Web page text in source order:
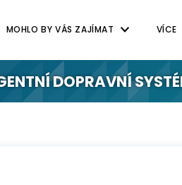
MOHLO BY VÁS ZAJÍMAT VÍCE
DOPRAVNÍ